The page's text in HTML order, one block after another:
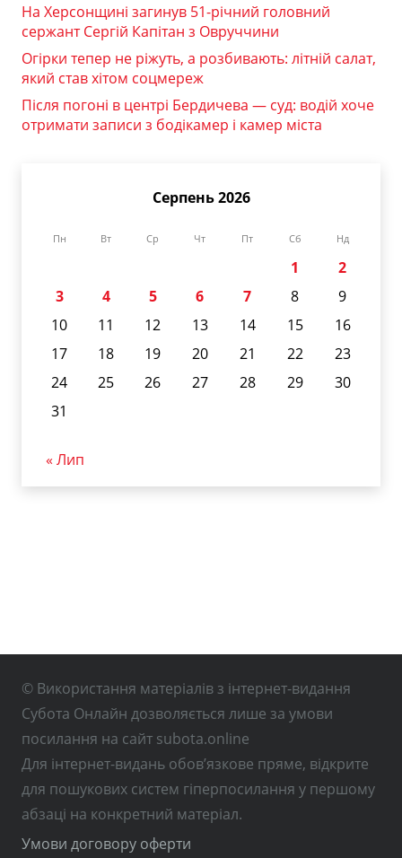
На Херсонщині загинув 51-річний головний
сержант Сергій Капітан з Овруччини
Огірки тепер не ріжуть, а розбивають: літній салат,
який став хітом соцмереж
Після погоні в центрі Бердичева — суд: водій хоче
отримати записи з бодікамер і камер міста
Серпень 2026
Пн Вт Ср Чт Пт Сб Нд
1
2
3
4 5 6 7 8
9
10
11 12 13 14 15
16
17
18 19 20 21 22
23
24
25 26 27 28 29
30
31
« Лип
© Використання матеріалів з інтернет-видання
Субота Онлайн дозволяється лише за умови
посилання на сайт subota.online
Для інтернет-видань обов’язкове пряме, відкрите
для пошукових систем гіперпосилання у першому
абзаці на конкретний матеріал.
Умови договору оферти